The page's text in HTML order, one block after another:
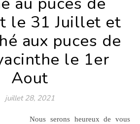
le 31 Juillet et
aux puces de
le 1er
Aout
juillet 28, 2021
Nous serons heureux de vous